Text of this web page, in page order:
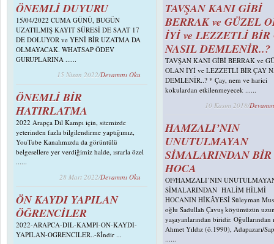
ÖNEMLİ DUYURU
15/04/2022 CUMA GÜNÜ, BUGÜN
UZATILMIŞ KAYIT SÜRESİ DE SAAT 17
DE DOLUYOR ve YENİ BİR UZATMA DA
OLMAYACAK. WHATSAP ÖDEV
GURUPLARINA ......
15 Nisan 2022/Devamını Oku
ÖNEMLİ BİR
HATIRLATMA
2022 Arapça Dil Kampı için, sitemizde
yeterinden fazla bilgilendirme yaptığımız,
YouTube Kanalımızda da görüntülü
belgesellere yer verdiğimiz halde, ısrarla özel
......
28 Mart 2022/Devamını Oku
ÖN KAYDI YAPILAN
ÖĞRENCİLER
2022-ARAPCA-DIL-KAMPI-ON-KAYDI-
YAPILAN-OGRENCILER..-8İndir ...
TAVŞAN KANI GİBİ
BERRAK ve GÜZEL
İYİ ve LEZZETLİ BİR
NASIL DEMLENİR..?
TAVŞAN KANI GİBİ BERRAK ve
OLAN İYİ ve LEZZETLİ BİR ÇAY
DEMLENİR..? * Çay, nem ve harici
kokulardan etkilenmeyecek ......
10 Kasım 2018/
HAMZALI’NIN
UNUTULMAYAN
SİMALARINDAN BİR
HOCA
OF/HAMZALI’NIN
SİMALARINDAN HALİM HİLMİ
HOCANIN HİKÂYESİ Süleyman
oğlu Sadullah Çavuş köyümüzün
yaşayanlarından biridir. Oğullarından
Ahmet Yıldız (ö.1990), Adapazarı/
......